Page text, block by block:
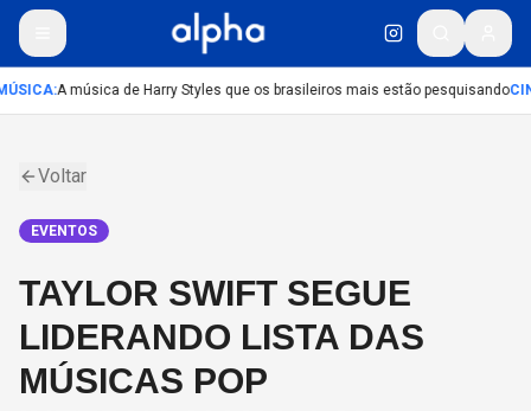
:A música de Harry Styles que os brasileiros mais estão pesquisando
Voltar
EVENTOS
TAYLOR SWIFT SEGUE
LIDERANDO LISTA DAS
MÚSICAS POP